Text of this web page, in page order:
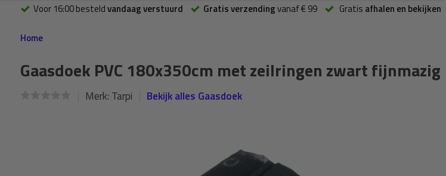
Voor 16:00 besteldvandaag verstuurd Gratis verzendingvanaf € 99 Gratis afhalen en bekijken
Home
Gaasdoek PVC 180x350cm met zeilringen zwart fijnmazig
Merk: Tarpi Bekijk alles Gaasdoek